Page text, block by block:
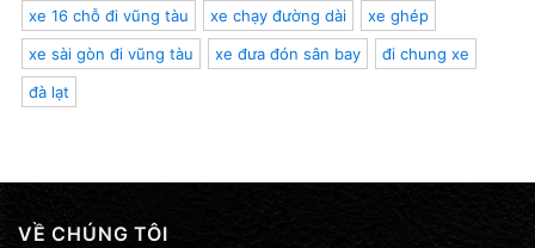
xe 16 chỗ đi vũng tàu
xe chạy đường dài
xe ghép
xe sài gòn đi vũng tàu
xe đưa đón sân bay
đi chung xe
đà lạt
VỀ CHÚNG TÔI